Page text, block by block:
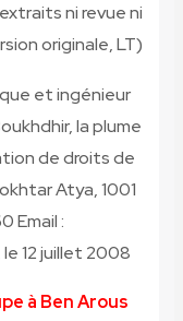
ni revue ni
originale, LT)
et ingénieur
la plume
de droits de
Atya, 1001
Email :
le 12 juillet 2008
à Ben Arous